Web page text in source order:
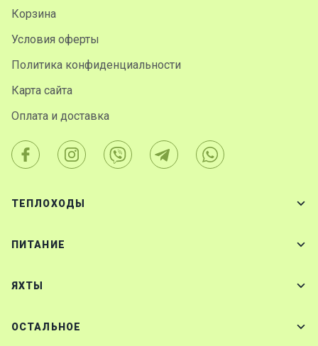
Корзина
Условия оферты
Политика конфиденциальности
Карта сайта
Оплата и доставка
ТЕПЛОХОДЫ
ПИТАНИЕ
ЯХТЫ
ОСТАЛЬНОЕ